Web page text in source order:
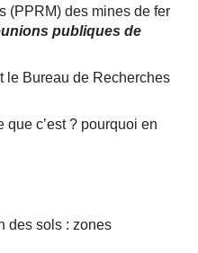
(PPRM) des mines de fer
publiques de
le Bureau de Recherches
c’est ? pourquoi en
des sols : zones